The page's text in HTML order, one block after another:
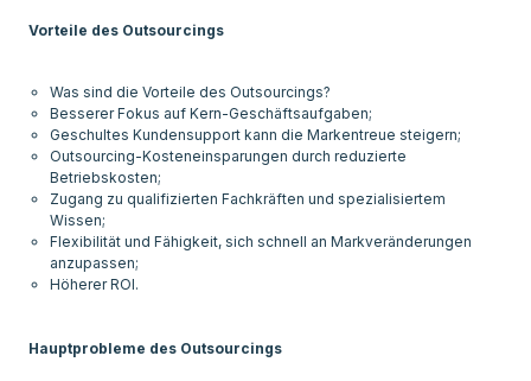
Vorteile des Outsourcings
Was sind die Vorteile des Outsourcings?
Besserer Fokus auf Kern-Geschäftsaufgaben;
Geschultes Kundensupport kann die Markentreue steigern;
Outsourcing-Kosteneinsparungen durch reduzierte
Betriebskosten;
Zugang zu qualifizierten Fachkräften und spezialisiertem
Wissen;
Flexibilität und Fähigkeit, sich schnell an Markveränderungen
anzupassen;
Höherer ROI.
Hauptprobleme des Outsourcings